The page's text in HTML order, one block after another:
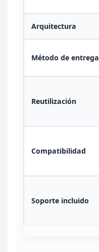
Arquitectura
Método de entrega
Reutilización
Compatibilidad
Soporte incluido